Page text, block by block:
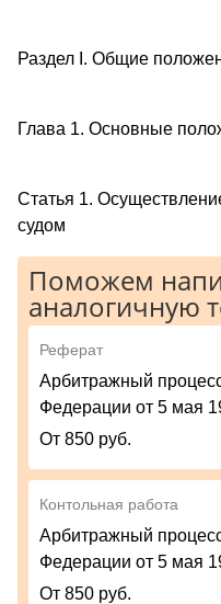
Раздел I. Общие
Глава 1. Основные
Статья 1.
судом
Поможем
аналогичную
Реферат
Арбитражный
Федерации от 5 мая
От 850 руб.
Контольная работа
Арбитражный
Федерации от 5 мая
От 850 руб.